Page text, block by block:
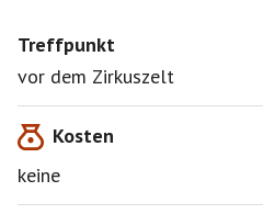
Treffpunkt
vor dem Zirkuszelt
Kosten
keine